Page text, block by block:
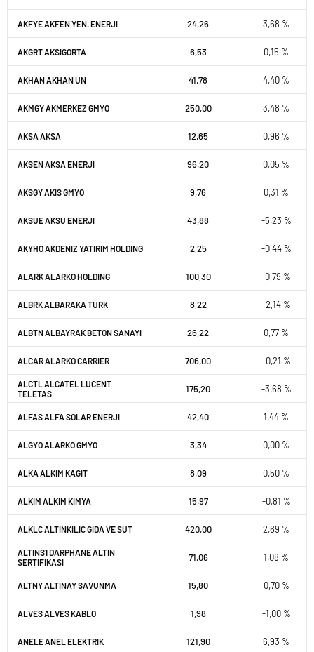
AKFYE AKFEN YEN. ENERJI 24,26 3,68 %
AKGRT AKSIGORTA 6,53 0,15 %
AKHAN AKHAN UN 41,78 4,40 %
AKMGY AKMERKEZ GMYO 250,00 3,48 %
AKSA AKSA 12,65 0,96 %
AKSEN AKSA ENERJI 96,20 0,05 %
AKSGY AKIS GMYO 9,76 0,31 %
AKSUE AKSU ENERJI 43,88 -5,23 %
AKYHO AKDENIZ YATIRIM HOLDING 2,25 -0,44 %
ALARK ALARKO HOLDING 100,30 -0,79 %
ALBRK ALBARAKA TURK 8,22 -2,14 %
ALBTN ALBAYRAK BETON SANAYI 26,22 0,77 %
ALCAR ALARKO CARRIER 706,00 -0,21 %
ALCTL ALCATEL LUCENT
TELETAS
175,20 -3,68 %
ALFAS ALFA SOLAR ENERJI 42,40 1,44 %
ALGYO ALARKO GMYO 3,34 0,00 %
ALKA ALKIM KAGIT 8,09 0,50 %
ALKIM ALKIM KIMYA 15,97 -0,81 %
ALKLC ALTINKILIC GIDA VE SUT 420,00 2,69 %
ALTINS1 DARPHANE ALTIN
SERTIFIKASI
71,06 1,08 %
ALTNY ALTINAY SAVUNMA 15,80 0,70 %
ALVES ALVES KABLO 1,98 -1,00 %
ANELE ANEL ELEKTRIK 121,90 6,93 %